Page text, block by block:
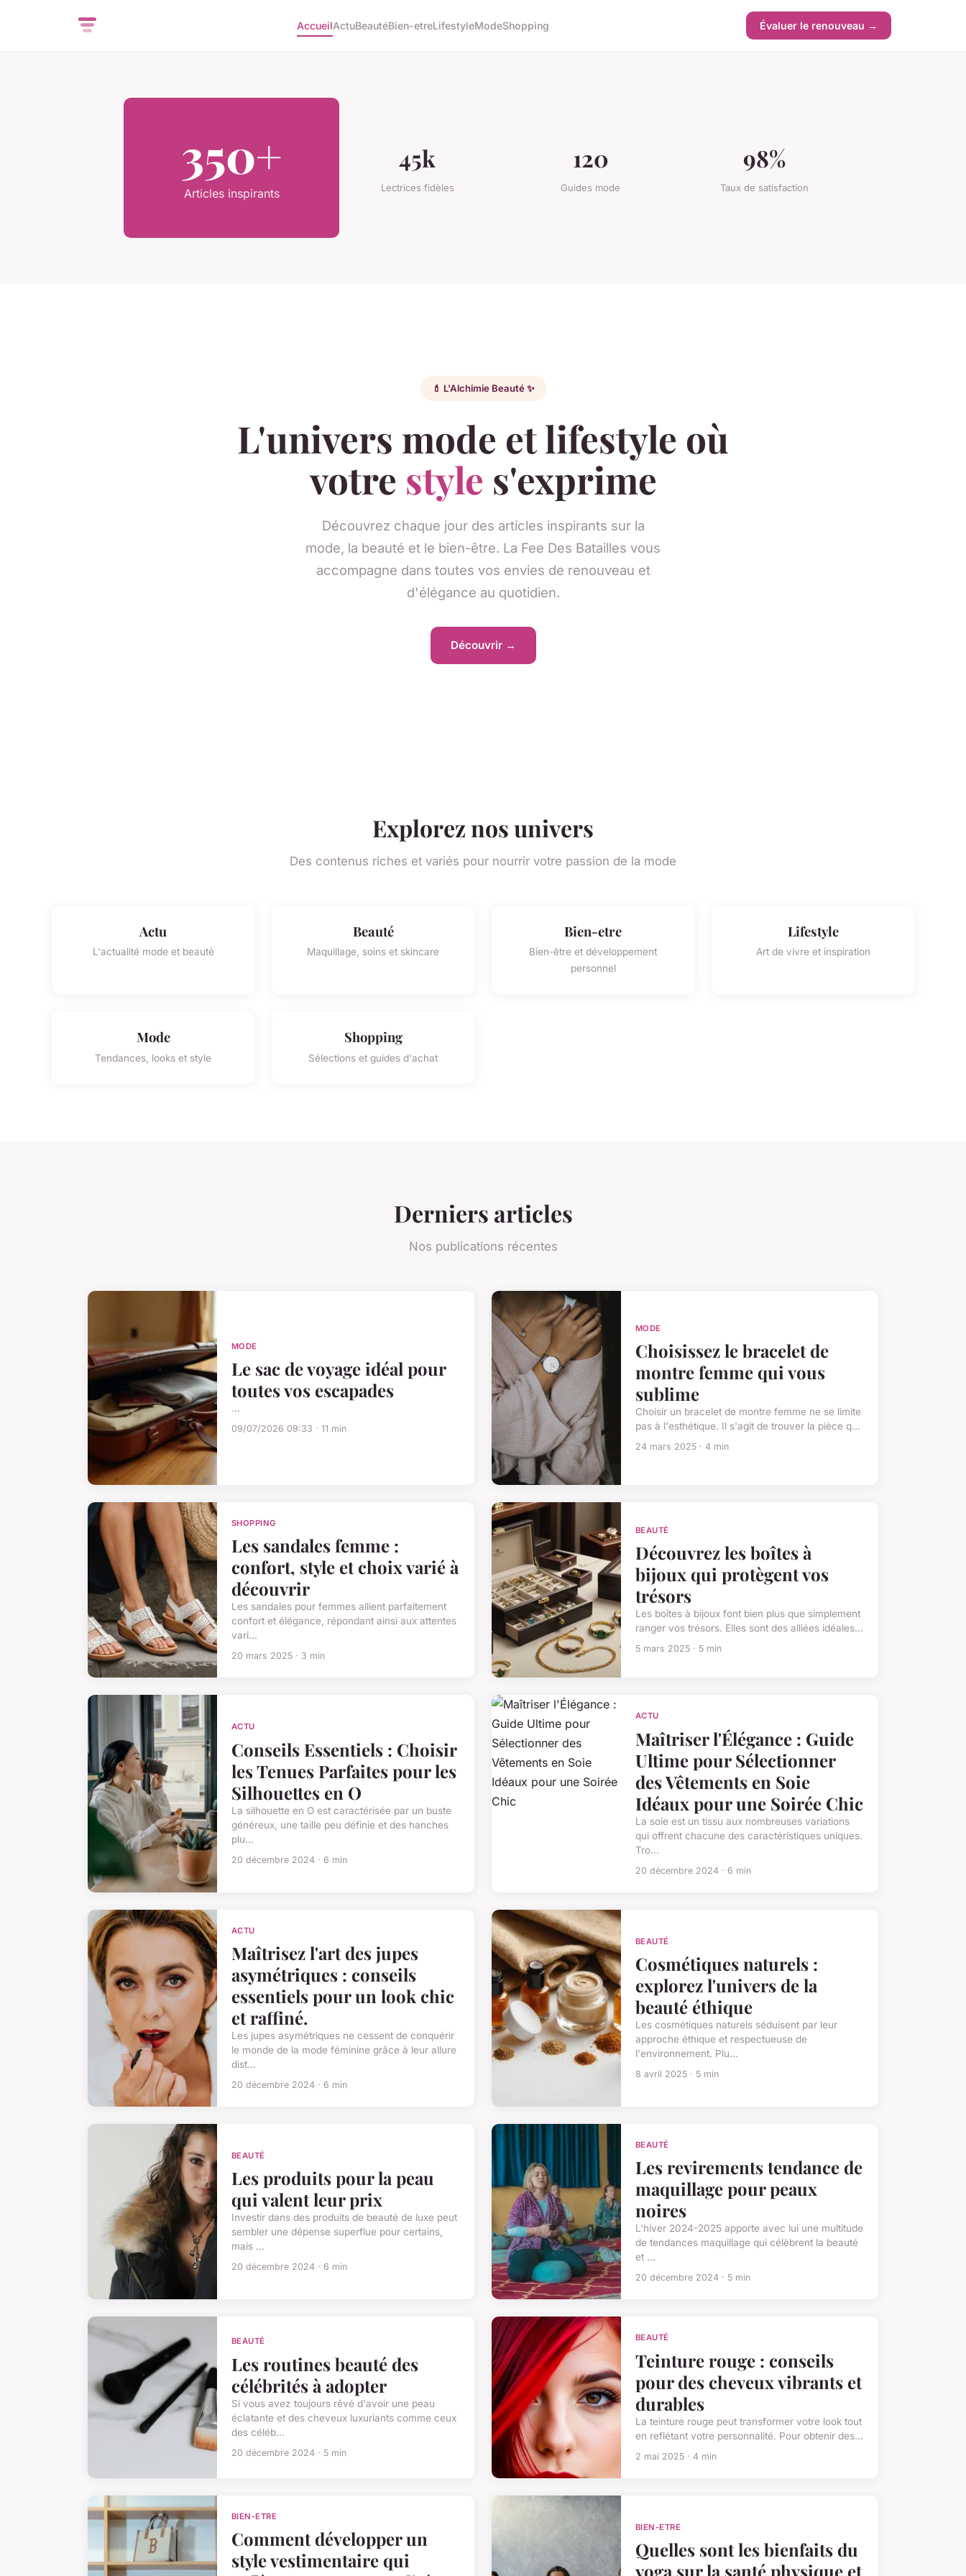
AccueilActuBeautéBien-etreLifestyleModeShopping Évaluer le renouveau →
350+
Articles inspirants
45k
Lectrices fidèles
120
Guides mode
98%
Taux de satisfaction
💄 L'Alchimie Beauté ✨
L'univers mode et lifestyle où
votre style s'exprime
Découvrez chaque jour des articles inspirants sur la
mode, la beauté et le bien-être. La Fee Des Batailles vous
accompagne dans toutes vos envies de renouveau et
d'élégance au quotidien.
Découvrir →
Explorez nos univers
Des contenus riches et variés pour nourrir votre passion de la mode
Actu
L'actualité mode et beauté
Beauté
Maquillage, soins et skincare
Bien-etre
Bien-être et développement
personnel
Lifestyle
Art de vivre et inspiration
Mode
Tendances, looks et style
Shopping
Sélections et guides d'achat
Derniers articles
Nos publications récentes
MODE
Le sac de voyage idéal pour
toutes vos escapades
...
09/07/2026 09:33 · 11 min
MODE
Choisissez le bracelet de
montre femme qui vous
sublime
Choisir un bracelet de montre femme ne se limite
pas à l'esthétique. Il s'agit de trouver la pièce q...
24 mars 2025 · 4 min
SHOPPING
Les sandales femme :
confort, style et choix varié à
découvrir
Les sandales pour femmes allient parfaitement
confort et élégance, répondant ainsi aux attentes
vari...
20 mars 2025 · 3 min
BEAUTÉ
Découvrez les boîtes à
bijoux qui protègent vos
trésors
Les boîtes à bijoux font bien plus que simplement
ranger vos trésors. Elles sont des alliées idéales...
5 mars 2025 · 5 min
ACTU
Conseils Essentiels : Choisir
les Tenues Parfaites pour les
Silhouettes en O
La silhouette en O est caractérisée par un buste
généreux, une taille peu définie et des hanches
plu...
20 décembre 2024 · 6 min
ACTU
Maîtriser l'Élégance : Guide
Ultime pour Sélectionner
des Vêtements en Soie
Idéaux pour une Soirée Chic
La soie est un tissu aux nombreuses variations
qui offrent chacune des caractéristiques uniques.
Tro...
20 décembre 2024 · 6 min
ACTU
Maîtrisez l'art des jupes
asymétriques : conseils
essentiels pour un look chic
et raffiné.
Les jupes asymétriques ne cessent de conquérir
le monde de la mode féminine grâce à leur allure
dist...
20 décembre 2024 · 6 min
BEAUTÉ
Cosmétiques naturels :
explorez l'univers de la
beauté éthique
Les cosmétiques naturels séduisent par leur
approche éthique et respectueuse de
l'environnement. Plu...
8 avril 2025 · 5 min
BEAUTÉ
Les produits pour la peau
qui valent leur prix
Investir dans des produits de beauté de luxe peut
sembler une dépense superflue pour certains,
mais ...
20 décembre 2024 · 6 min
BEAUTÉ
Les revirements tendance de
maquillage pour peaux
noires
L'hiver 2024-2025 apporte avec lui une multitude
de tendances maquillage qui célèbrent la beauté
et ...
20 décembre 2024 · 5 min
BEAUTÉ
Les routines beauté des
célébrités à adopter
Si vous avez toujours rêvé d'avoir une peau
éclatante et des cheveux luxuriants comme ceux
des céléb...
20 décembre 2024 · 5 min
BEAUTÉ
Teinture rouge : conseils
pour des cheveux vibrants et
durables
La teinture rouge peut transformer votre look tout
en reflétant votre personnalité. Pour obtenir des...
2 mai 2025 · 4 min
BIEN-ETRE
Comment développer un
style vestimentaire qui
BIEN-ETRE
Quelles sont les bienfaits du
yoga sur la santé physique et